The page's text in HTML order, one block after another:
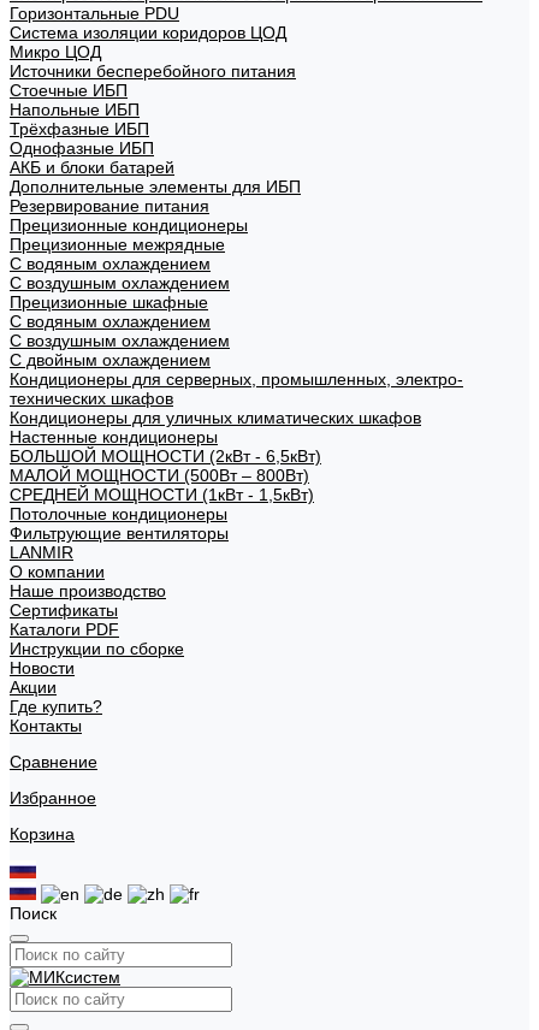
Горизонтальные PDU
Система изоляции коридоров ЦОД
Микро ЦОД
Источники бесперебойного питания
Стоечные ИБП
Напольные ИБП
Трёхфазные ИБП
Однофазные ИБП
АКБ и блоки батарей
Дополнительные элементы для ИБП
Резервирование питания
Прецизионные кондиционеры
Прецизионные межрядные
С водяным охлаждением
С воздушным охлаждением
Прецизионные шкафные
С водяным охлаждением
С воздушным охлаждением
С двойным охлаждением
Кондиционеры для серверных, промышленных, электро-
технических шкафов
Кондиционеры для уличных климатических шкафов
Настенные кондиционеры
БОЛЬШОЙ МОЩНОСТИ (2кВт - 6,5кВт)
МАЛОЙ МОЩНОСТИ (500Вт – 800Вт)
СРЕДНЕЙ МОЩНОСТИ (1кВт - 1,5кВт)
Потолочные кондиционеры
Фильтрующие вентиляторы
LANMIR
О компании
Наше производство
Сертификаты
Каталоги PDF
Инструкции по сборке
Новости
Акции
Где купить?
Контакты
Сравнение
Избранное
Корзина
Поиск